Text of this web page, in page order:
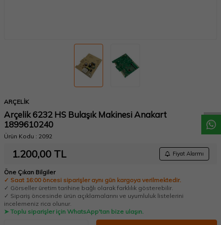
ARÇELİK
Arçelik 6232 HS Bulaşık Makinesi Anakart
1899610240
Ürün Kodu : 2092
1.200,00 TL Fiyat Alarmı
Öne Çıkan Bilgiler
✓ Saat 16:00 öncesi siparişler aynı gün kargoya verilmektedir.
✓ Görseller üretim tarihine bağlı olarak farklılık gösterebilir.
✓ Sipariş öncesinde ürün açıklamalarını ve uyumluluk listelerini
incelemeniz rica olunur.
➤ Toplu siparişler için WhatsApp'tan bize ulaşın.